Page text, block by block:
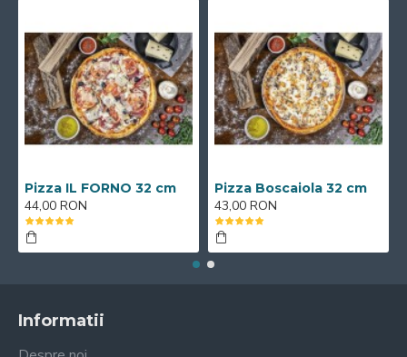
Pizza IL FORNO 32 cm
44,00 RON
Pizza Boscaiola 32 cm
43,00 RON
Informatii